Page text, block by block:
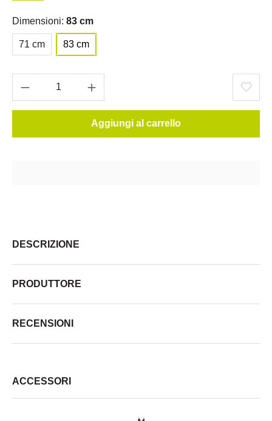
Dimensioni: 83 cm
71 cm 83 cm
Aggiungi al carrello
DESCRIZIONE
PRODUTTORE
RECENSIONI
ACCESSORI